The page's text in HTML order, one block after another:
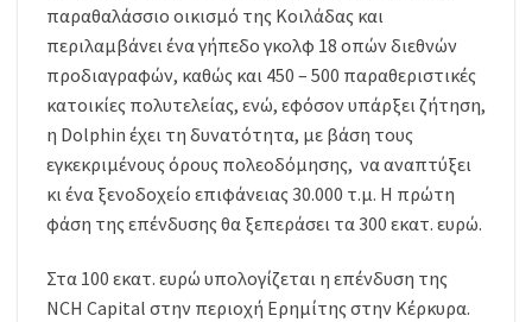
παραθαλάσσιο οικισμό της Κοιλάδας και
περιλαμβάνει ένα γήπεδο γκολφ 18 οπών διεθνών
προδιαγραφών, καθώς και 450 – 500 παραθεριστικές
κατοικίες πολυτελείας, ενώ, εφόσον υπάρξει ζήτηση,
η Dolphin έχει τη δυνατότητα, με βάση τους
εγκεκριμένους όρους πολεοδόμησης, να αναπτύξει
κι ένα ξενοδοχείο επιφάνειας 30.000 τ.μ. Η πρώτη
φάση της επένδυσης θα ξεπεράσει τα 300 εκατ. ευρώ.
Στα 100 εκατ. ευρώ υπολογίζεται η επένδυση της
NCH Capital στην περιοχή Ερημίτης στην Κέρκυρα.